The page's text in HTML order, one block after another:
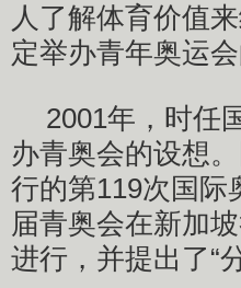
人了解体育价值
定举办青年奥运会
2001年，时任
办青奥会的设想
行的第119次国际
届青奥会在新加
进行，并提出了“